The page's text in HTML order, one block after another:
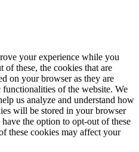
your experience while you
of these, the cookies that are
on your browser as they are
of the website. We
us analyze and understand how
will be stored in your browser
the option to opt-out of these
these cookies may affect your